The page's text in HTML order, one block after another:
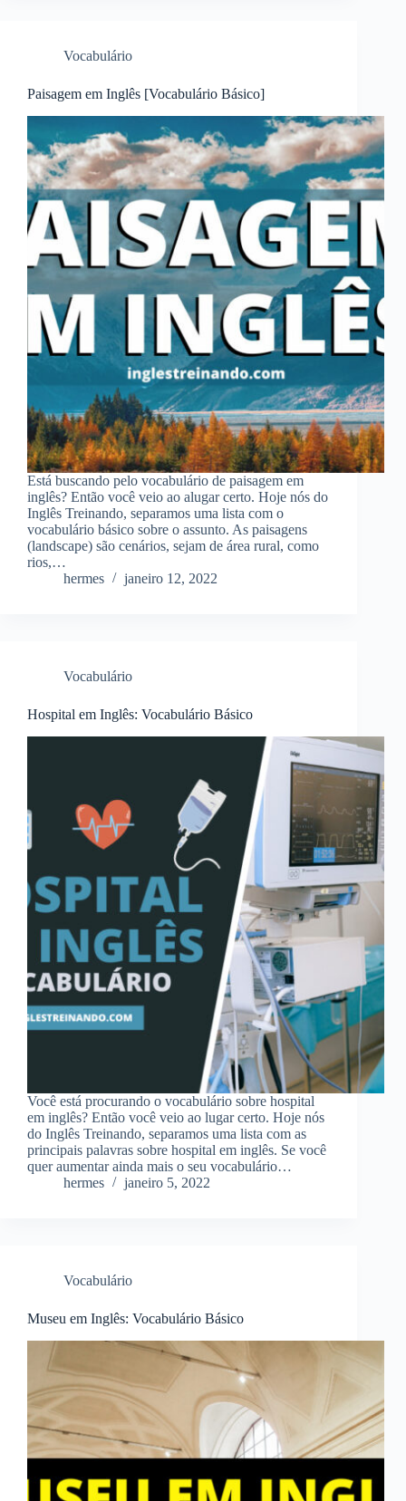
Vocabulário
Paisagem em Inglês [Vocabulário Básico]
Está buscando pelo vocabulário de paisagem em
inglês? Então você veio ao alugar certo. Hoje nós do
Inglês Treinando, separamos uma lista com o
vocabulário básico sobre o assunto. As paisagens
(landscape) são cenários, sejam de área rural, como
rios,…
hermes
janeiro 12, 2022
Vocabulário
Hospital em Inglês: Vocabulário Básico
Você está procurando o vocabulário sobre hospital
em inglês? Então você veio ao lugar certo. Hoje nós
do Inglês Treinando, separamos uma lista com as
principais palavras sobre hospital em inglês. Se você
quer aumentar ainda mais o seu vocabulário…
hermes
janeiro 5, 2022
Vocabulário
Museu em Inglês: Vocabulário Básico